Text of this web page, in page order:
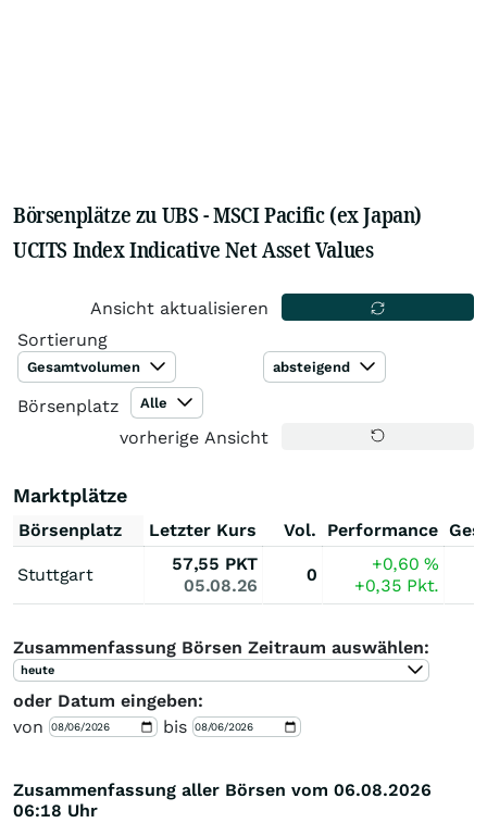
Börsenplätze zu UBS - MSCI Pacific (ex Japan)
UCITS Index Indicative Net Asset Values
Ansicht aktualisieren
Sortierung
Gesamtvolumen absteigend
Börsenplatz Alle
vorherige Ansicht
Marktplätze
Börsenplatz Letzter Kurs Vol. Performance
Stuttgart
57,55 PKT
05.08.26
0
+0,60%
+0,35 Pkt.
Zusammenfassung Börsen Zeitraum auswählen:
heute
oder Datum eingeben:
von
bis
Zusammenfassung aller Börsen vom 06.08.2026
06:18 Uhr